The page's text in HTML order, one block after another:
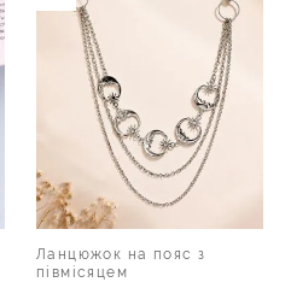
Ланцюжок на пояс з
півмісяцем